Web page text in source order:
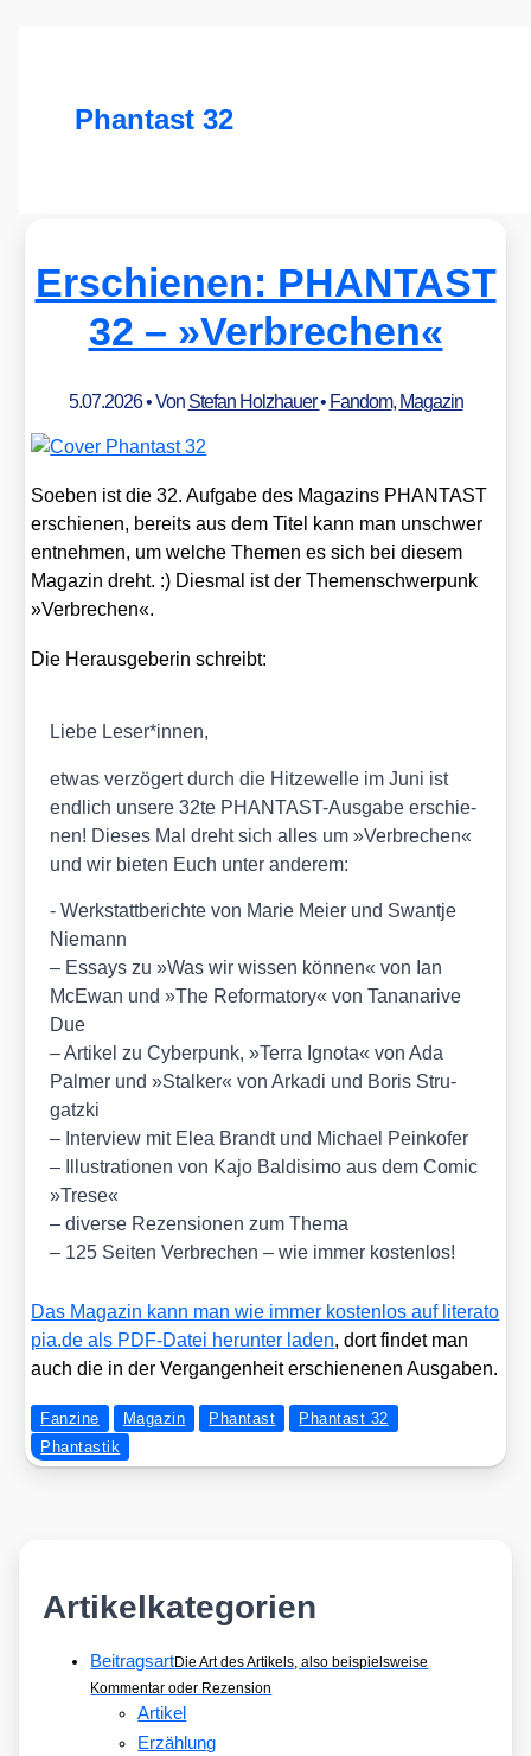
Phantast 32
Erschienen: PHANTAST
32 – »Verbrechen«
5.07.2026• Von Stefan Holzhauer• Fandom, Magazin
Soeben ist die 32. Auf­ga­be des Maga­zins PHANTAST
erschie­nen, bereits aus dem Titel kann man unschwer
ent­neh­men, um wel­che The­men es sich bei die­sem
Maga­zin dreht. :) Dies­mal ist der The­men­schwer­punk
»Ver­bre­chen«.
Die Her­aus­ge­be­rin schreibt:
Lie­be Leser*innen,
etwas ver­zö­gert durch die Hit­ze­wel­le im Juni ist
end­lich unse­re 32te PHAN­TAST-Aus­ga­be erschie­
nen! Die­ses Mal dreht sich alles um »Ver­bre­chen«
und wir bie­ten Euch unter ande­rem:
- Werk­statt­be­rich­te von Marie Mei­er und Swant­je
Nie­mann
– Essays zu »Was wir wis­sen kön­nen« von Ian
McE­wan und »The Refor­ma­to­ry« von Tana­na­ri­ve
Due
– Arti­kel zu Cyber­punk, »Ter­ra Igno­ta« von Ada
Pal­mer und »Stal­ker« von Arka­di und Boris Stru­
gatz­ki
– Inter­view mit Elea Brandt und Micha­el Pein­ko­fer
– Illus­tra­tio­nen von Kajo Bal­disi­mo aus dem Comic
»Tre­se«
– diver­se Rezen­sio­nen zum The­ma
– 125 Sei­ten Ver­bre­chen – wie immer kos­ten­los!
Das Maga­zin kann man wie immer kos­ten­los auf litera​to​
pia​.de als PDF-Datei her­un­ter laden, dort fin­det man
auch die in der Ver­gan­gen­heit erschie­ne­nen Aus­ga­ben.
Fanzine Magazin Phantast
Phantast 32
Phantastik
Artikelkategorien
BeitragsartDie Art des Artikels, also beispielsweise
Kommentar oder Rezension
Artikel
Erzählung